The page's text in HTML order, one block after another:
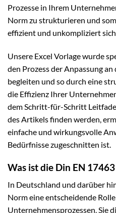
Prozesse in Ihrem
Norm zu strukturieren und
effizient und unkompliziert
Unsere Excel Vorlage wurde
den Prozess der Anpassung
begleiten und so durch eine
die Effizienz Ihrer
dem Schritt-für-Schritt
des Artikels finden werden,
einfache und wirkungsvolle
Bedürfnisse zugeschnitten ist.
Was ist die Din EN
In Deutschland und darüber
Norm eine entscheidende
Unternehmensprozessen. Sie